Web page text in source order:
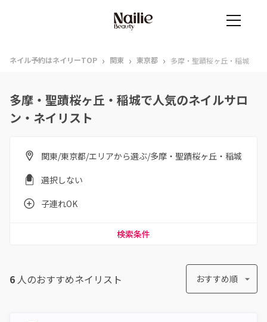
ネイル予約はネイリーTOP › 関東 › 東京都 › 多摩・聖蹟桜ヶ丘・稲城
多摩・聖蹟桜ヶ丘・稲城で人気のネイルサロ
ン・ネイリスト
関東/東京都/エリアから選ぶ/多摩・聖蹟桜ヶ丘・稲城
選択しない
子連れOK
検索条件
6 人のおすすめネイリスト おすすめ順